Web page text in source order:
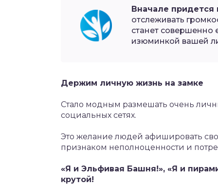
Вначале придется
отслеживать
станет совершенно
изюминкой вашей
Держим личную жизнь на замке
Стало модным размешать очень
социальных сетях.
Это желание людей афишировать
признаком неполноценности и
«Я и Эльфивая Башня!», «Я и
крутой!